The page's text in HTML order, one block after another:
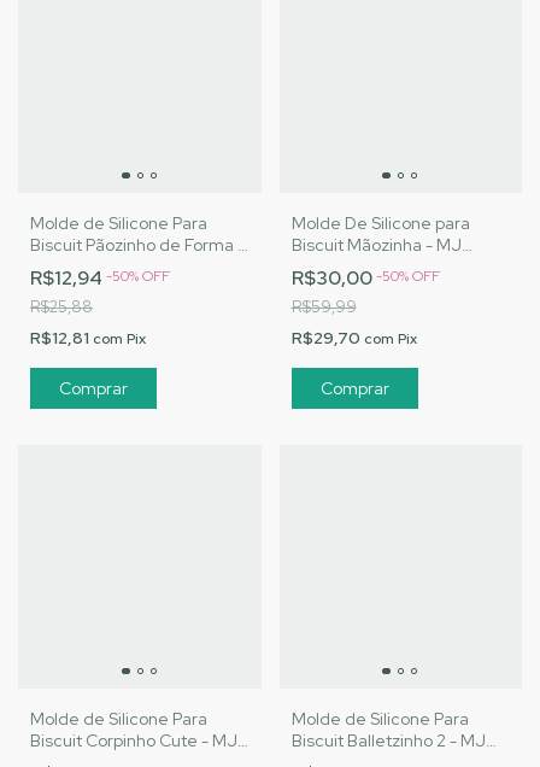
Molde de Silicone Para
Biscuit Pãozinho de Forma -
MJ Artesanatos |Cód. 3149
R$12,94 -50%OFF
R$25,88
R$12,81 com Pix
Molde De Silicone para
Biscuit Mãozinha - MJ
Artesanatos |Cód. 3174
R$30,00-50%OFF
R$59,99
R$29,70 com Pix
Molde de Silicone Para
Biscuit Corpinho Cute - MJ
Artesanatos |Cód. 3126
Molde de Silicone Para
Biscuit Balletzinho 2 - MJ
Artesanatos |Cód. 3146